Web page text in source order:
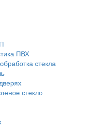
ПВХ
стекла
стекло